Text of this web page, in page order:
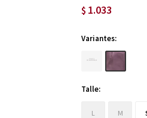
$ 1.033
Variantes:
Talle:
L M